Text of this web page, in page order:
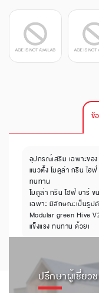
ข้
อุปกรณ์เสริม เฉพาะขอ
แนวตั้ง โมดูล่า กรีน ไฮฟ์
ทนทาน
โมดูล่า กรีน ไฮฟ์ บาร์
เฉพาะ มีลักษณะเป็นรูป
Modular green Hive
แข็งแรง ทนทาน ด้วยเ
ปรึกษาผู้เชี่ยว